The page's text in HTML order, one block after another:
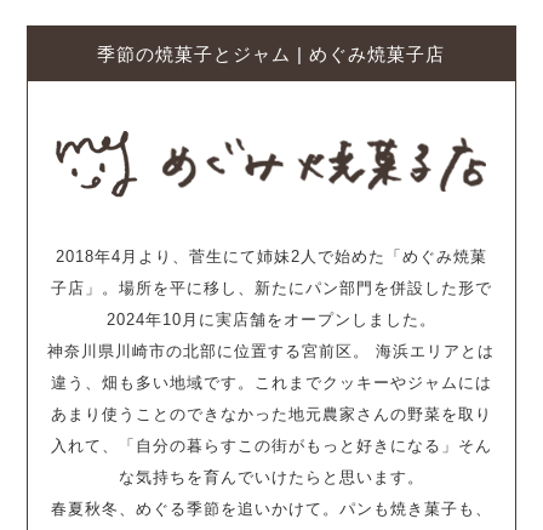
季節の焼菓子とジャム | めぐみ焼菓子店
2018年4月より、菅生にて姉妹2人で始めた「めぐみ焼菓
子店」。場所を平に移し、新たにパン部門を併設した形で
2024年10月に実店舗をオープンしました。
神奈川県川崎市の北部に位置する宮前区。 海浜エリアとは
違う、畑も多い地域です。これまでクッキーやジャムには
あまり使うことのできなかった地元農家さんの野菜を取り
入れて、「自分の暮らすこの街がもっと好きになる」そん
な気持ちを育んでいけたらと思います。
春夏秋冬、めぐる季節を追いかけて。パンも焼き菓子も、